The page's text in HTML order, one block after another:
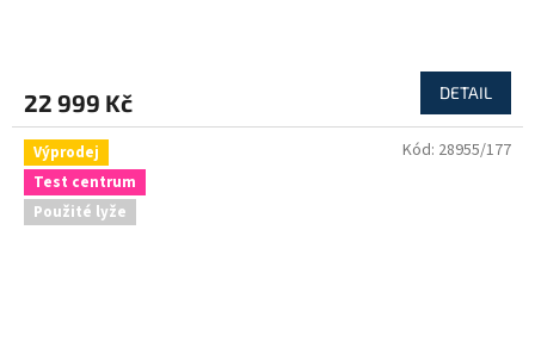
22 999 Kč DETAIL
Výprodej
Test centrum
Použité lyže
Kód: 28955/177